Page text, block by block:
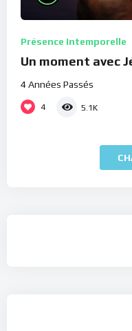
Présence Intemporelle
Un moment avec
4 Années Passés
4 5.1K